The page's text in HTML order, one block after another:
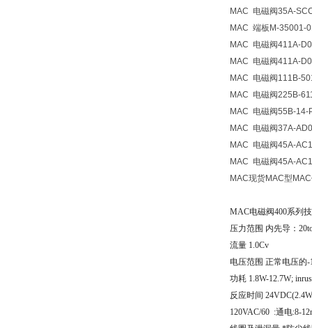
MAC 电磁阀35A-
MAC 端板 M-35001-
MAC 电磁阀411A-
MAC 电磁阀411A-
MAC 电磁阀 111B-
MAC 电磁阀225B-
MAC 电磁阀55B-14-
MAC 电磁阀37A-
MAC 电磁阀45A-
MAC 电磁阀45A-
MAC现货MAC型
MAC电磁阀400系列
压力范围 内先导：
流量 1.0Cv
电压范围 正常电压的-
功耗 1.8W-12.7W;
反应时间
120VAC/60 :通电:8-